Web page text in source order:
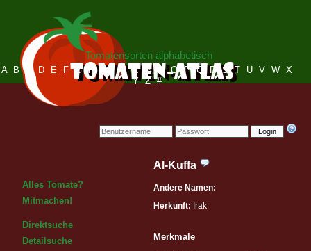
Login
Tomatensorten alphabetisch
A B C D E F G H I J K L M N O P Q R S T U V W X
Y Z #
Alles Tomate?
Mitmachen!
Direktsuche
Detailsuche
Al-Kuffa
Andere Namen:
Herkunft: Irak
Merkmale